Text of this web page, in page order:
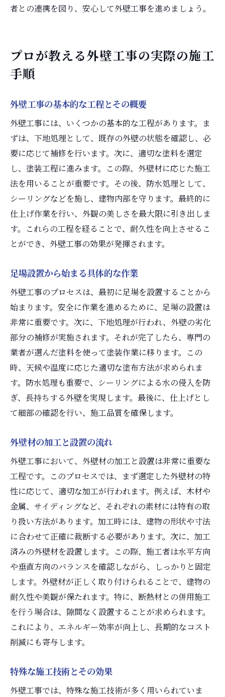
者との連携を図り、安心して外壁工事を進めましょう。
プロが教える外壁工事の実際の施工
手順
外壁工事の基本的な工程とその概要
外壁工事には、いくつかの基本的な工程があります。ま
ずは、下地処理として、既存の外壁の状態を確認し、必
要に応じて補修を行います。次に、適切な塗料を選定
し、塗装工程に進みます。この際、外壁材に応じた施工
法を用いることが重要です。その後、防水処理として、
シーリングなどを施し、建物内部を守ります。最終的に
仕上げ作業を行い、外観の美しさを最大限に引き出しま
す。これらの工程を経ることで、耐久性を向上させるこ
とができ、外壁工事の効果が発揮されます。
足場設置から始まる具体的な作業
外壁工事のプロセスは、最初に足場を設置することから
始まります。安全に作業を進めるために、足場の設置は
非常に重要です。次に、下地処理が行われ、外壁の劣化
部分の補修が実施されます。それが完了したら、専門の
業者が選んだ塗料を使って塗装作業に移ります。この
時、天候や温度に応じた適切な塗布方法が求められま
す。防水処理も重要で、シーリングによる水の侵入を防
ぎ、長持ちする外壁を実現します。最後に、仕上げとし
て細部の確認を行い、施工品質を確保します。
外壁材の加工と設置の流れ
外壁工事において、外壁材の加工と設置は非常に重要な
工程です。このプロセスでは、まず選定した外壁材の特
性に応じて、適切な加工が行われます。例えば、木材や
金属、サイディングなど、それぞれの素材には特有の取
り扱い方法があります。加工時には、建物の形状や寸法
に合わせて正確に裁断する必要があります。次に、加工
済みの外壁材を設置します。この際、施工者は水平方向
や垂直方向のバランスを確認しながら、しっかりと固定
します。外壁材が正しく取り付けられることで、建物の
耐久性や美観が保たれます。特に、断熱材との併用施工
を行う場合は、隙間なく設置することが求められます。
これにより、エネルギー効率が向上し、長期的なコスト
削減にも寄与します。
特殊な施工技術とその効果
外壁工事では、特殊な施工技術が多く用いられていま